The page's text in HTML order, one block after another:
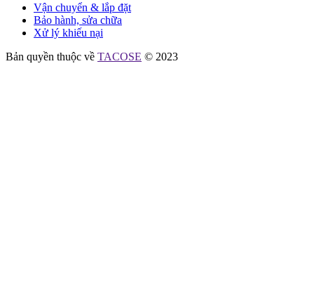
Vận chuyển & lắp đặt
Bảo hành, sửa chữa
Xử lý khiếu nại
Bản quyền thuộc về TACOSE © 2023